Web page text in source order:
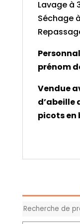
Lavage à
Séchage
prénom
Vendue
d’abeille
picots en
Recherche
pour :